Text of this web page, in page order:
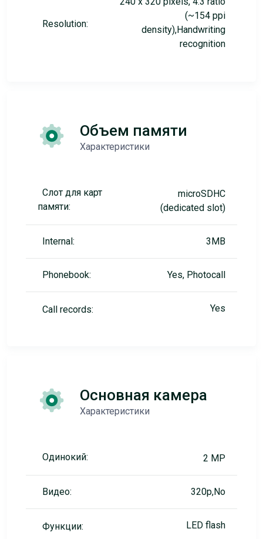
Resolution:
(~154 ppi
density),Handwriting
recognition
Объем памяти
Характеристики
Слот для карт
памяти:
microSDHC
(dedicated slot)
Internal: 3MB
Phonebook: Yes, Photocall
Call records: Yes
Основная камера
Характеристики
Одинокий: 2 MP
Видео: 320p,No
Функции: LED flash